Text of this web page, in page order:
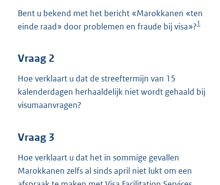
K
Bent u bekend met het bericht «Marokkanen «ten
einde raad» door problemen en fraude bij visa»?1
Vraag 2
Hoe verklaart u dat de streeftermijn van 15
kalenderdagen herhaaldelijk niet wordt gehaald bij
visumaanvragen?
Vraag 3
Hoe verklaart u dat het in sommige gevallen
Marokkanen zelfs al sinds april niet lukt om een